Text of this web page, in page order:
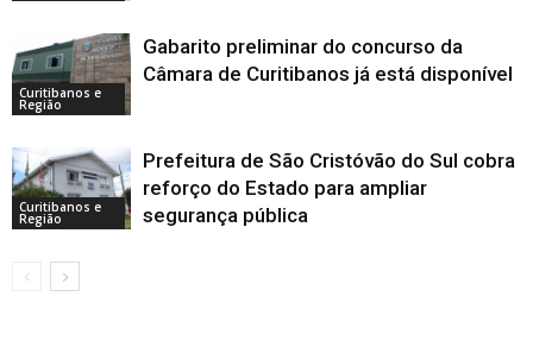
Curitibanos e
Região
Gabarito preliminar do concurso da
Câmara de Curitibanos já está disponível
Curitibanos e
Região
Prefeitura de São Cristóvão do Sul cobra
reforço do Estado para ampliar
segurança pública